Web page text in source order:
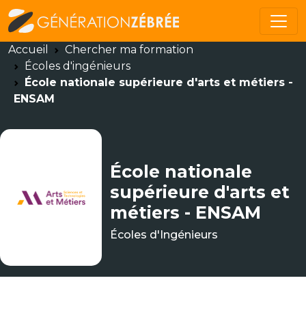
Accueil
Chercher ma formation
Écoles d'ingénieurs
École nationale supérieure d'arts et métiers -
ENSAM
École nationale
supérieure d'arts et
métiers - ENSAM
Écoles d'Ingénieurs